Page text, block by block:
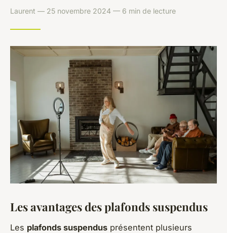
Laurent — 25 novembre 2024 — 6 min de lecture
Les avantages des plafonds suspendus
Les plafonds suspendus présentent plusieurs